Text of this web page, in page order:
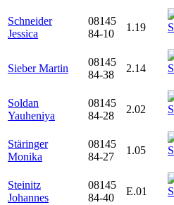
Schneider
Jessica
08145
84-10
1.19
Sieber Martin
08145
84-38
2.14
Soldan
Yauheniya
08145
84-28
2.02
Stäringer
Monika
08145
84-27
1.05
Steinitz
Johannes
08145
84-40
E.01